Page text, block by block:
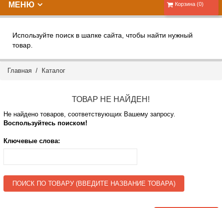
Корзина (0)
МЕНЮ
Используйте поиск в шапке сайта, чтобы найти нужный
товар.
Главная / Каталог
ТОВАР НЕ НАЙДЕН!
Не найдено товаров, соответствующих Вашему запросу.
Воспользуйтесь поиском!
Ключевые слова:
ПОИСК ПО ТОВАРУ (ВВЕДИТЕ НАЗВАНИЕ ТОВАРА)